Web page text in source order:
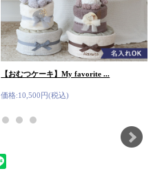
【おむつケーキ】My favorite ...
価格:10,500円(税込)